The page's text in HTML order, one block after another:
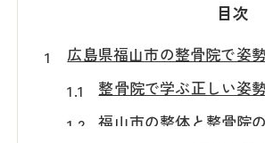
目次
広島県福山市の整骨院で姿
整骨院で学ぶ正しい姿
福山市の整体と整骨院